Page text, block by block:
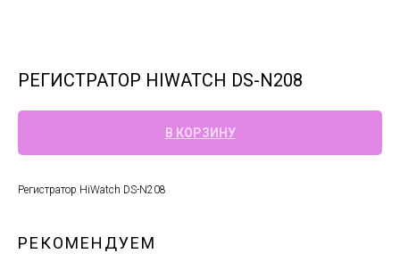
РЕГИСТРАТОР HIWATCH DS-N208
В КОРЗИНУ
Регистратор HiWatch DS-N208
РЕКОМЕНДУЕМ